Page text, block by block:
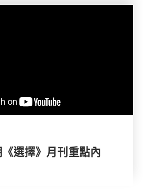
《選擇》月刊重點內